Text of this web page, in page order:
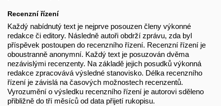
Recenzní řízení
Každý nabídnutý text je nejprve posouzen členy výkonné
redakce či editory. Následně autoři obdrží zprávu, zda byl
příspěvek postoupen do recenzního řízení. Recenzní řízení je
oboustranně anonymní. Každý text je posuzován dvěma
nezávislými recenzenty. Na základě jejich posudků výkonná
redakce zpracovává výsledné stanovisko. Délka recenzního
řízení je závislá na časových možnostech recenzentů.
Vyrozumění o výsledku recenzního řízení je autorovi sděleno
přibližně do tří měsíců od data přijetí rukopisu.